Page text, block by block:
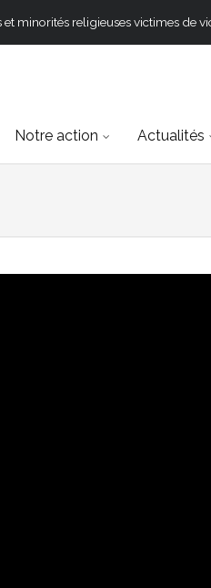
minorités religieuses victimes de
Notre action Actualités